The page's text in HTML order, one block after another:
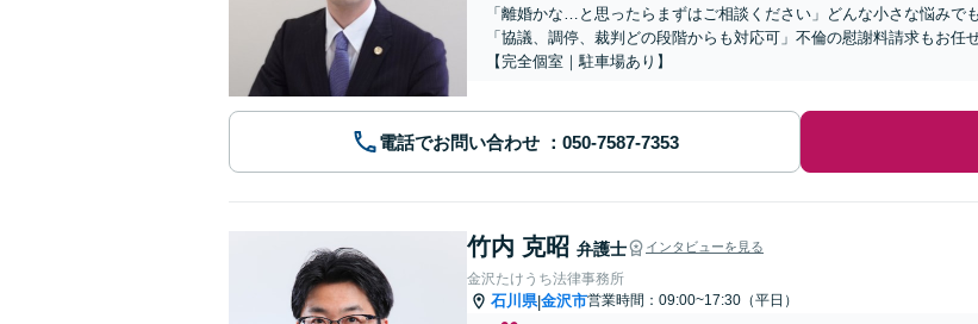
「離婚かな…と思ったらまずはご相談ください」どんな小さな悩みで
「協議、調停、裁判どの段階からも対応可」不倫の慰謝料請求もお
【完全個室｜駐車場あり】
電話でお問い合わせ
竹内 克昭 弁護士 インタビューを見る
金沢たけうち法律事務所
石川県|金沢市営業時間：09:00~17:30（平日）